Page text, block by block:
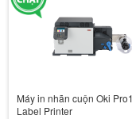
Máy in nhãn cuộn Oki
Label Printer